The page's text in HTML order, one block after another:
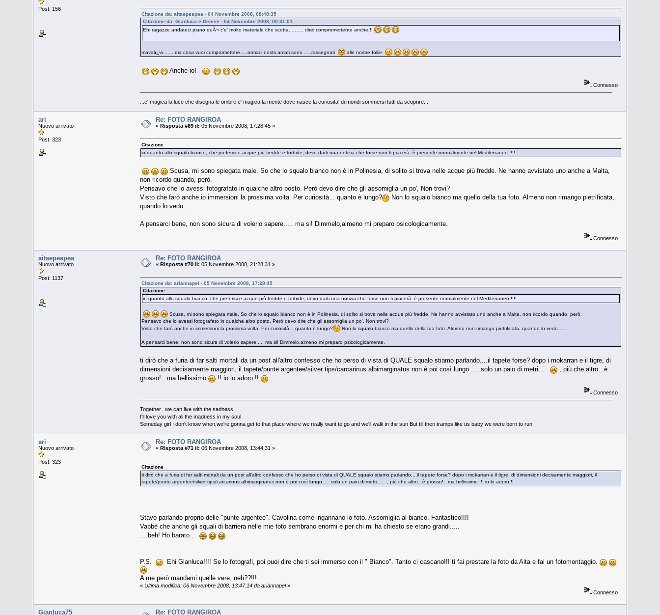
Post: 156
Citazione da: aitaepeapea - 04 Novembre 2008, 08:48:35
Citazione da: Gianluca e Denise - 04 Novembre 2008, 00:31:01
Ehi ragazze andateci piano quÃ¬ c'e' molto materiale che scotta.......... direi compromettente anche!!!
mavalï¿½........ma cosa vuoi compromettere.....ormai i nostri amati sono .....rassegnati alle nostre follie
Anche io!
Connesso
...e' magica la luce che disegna le ombre,e' magica la mente dove nasce la curiosita' di mondi sommersi tutti da scoprire...
ari
Nuovo arrivato
Post: 323
Re: FOTO RANGIROA
«Risposta #69 il: 05 Novembre 2008, 17:28:45 »
Citazione
in quanto allo squalo bianco, che preferisce acque più fredde e torbide, devo darti una notizia che forse non ti piacerà: è presente normalmente nel Mediterraneo !!!!
Scusa, mi sono spiegata male. So che lo squalo bianco non è in Polinesia, di solito si trova nelle acque più fredde. Ne hanno avvistato uno anche a Malta,
non ricordo quando, però.
Pensavo che lo avessi fotografato in qualche altro posto. Però devo dire che gli assomiglia un po', Non trovi?
Visto che farò anche io immersioni la prossima volta. Per curiosità... quanto è lungo?
Non lo squalo bianco ma quello della tua foto. Almeno non rimango pietrificata,
quando lo vedo......
A pensarci bene, non sono sicura di volerlo sapere..... ma si! Dimmelo,almeno mi preparo psicologicamente.
Connesso
aitaepeapea
Nuovo arrivato
Post: 1137
Re: FOTO RANGIROA
«Risposta #70 il: 05 Novembre 2008, 21:28:31 »
Citazione da: ariannapel - 05 Novembre 2008, 17:28:45
Citazione
in quanto allo squalo bianco, che preferisce acque più fredde e torbide, devo darti una notizia che forse non ti piacerà: è presente normalmente nel Mediterraneo !!!!
Scusa, mi sono spiegata male. So che lo squalo bianco non è in Polinesia, di solito si trova nelle acque più fredde. Ne hanno avvistato uno anche a Malta, non ricordo quando, però.
Pensavo che lo avessi fotografato in qualche altro posto. Però devo dire che gli assomiglia un po', Non trovi?
Visto che farò anche io immersioni la prossima volta. Per curiosità... quanto è lungo?
Non lo squalo bianco ma quello della tua foto. Almeno non rimango pietrificata, quando lo vedo......
A pensarci bene, non sono sicura di volerlo sapere..... ma si! Dimmelo,almeno mi preparo psicologicamente.
ti dirò che a furia di far salti mortali da un post all'altro confesso che ho perso di vista di QUALE squalo stiamo parlando....il tapete forse? dopo i mokarran e il tigre, di
dimensioni decisamente maggiori, il tapete/punte argentee/silver tips/carcarinus albimarginatus non è poi così lungo .....solo un paio di metri.....
, più che altro...è
grosso!...ma bellissimo
!! io lo adoro !!
Connesso
Together...we can live with the sadness
I'll love you with all the madness in my soul
Someday girl I don't know when,we're gonna get to that place where we really want to go and we'll walk in the sun But till then tramps like us baby we were born to run
ari
Nuovo arrivato
Post: 323
Re: FOTO RANGIROA
«Risposta #71 il: 06 Novembre 2008, 13:44:31 »
Citazione
ti dirò che a furia di far salti mortali da un post all'altro confesso che ho perso di vista di QUALE squalo stiamo parlando....il tapete forse? dopo i mokarran e il tigre, di dimensioni decisamente maggiori, il
tapete/punte argentee/silver tips/carcarinus albimarginatus non è poi così lungo .....solo un paio di metri..... , più che altro...è grosso!...ma bellissimo !! io lo adoro !!
Stavo parlando proprio delle "punte argentee". Cavolina come ingannano lo foto. Assomiglia al bianco. Fantastico!!!!
Vabbè che anche gli squali di barriera nelle mie foto sembrano enormi e per chi mi ha chiesto se erano grandi.....
....beh! Ho barato...
P.S. Ehi Gianluca!!!! Se lo fotografi, poi puoi dire che ti sei immerso con il " Bianco". Tanto ci cascano!!! ti fai prestare la foto da Aita e fai un fotomontaggio.
A me però mandami quelle vere, neh??!!!
« Ultima modifica: 06 Novembre 2008, 13:47:14 da ariannapel»
Connesso
Gianluca75 Re: FOTO RANGIROA